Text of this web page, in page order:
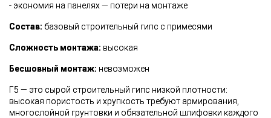
- экономия на панелях — потери на монтаже
Состав: базовый строительный гипс с примесями
Сложность монтажа: высокая
Бесшовный монтаж: невозможен
Г5 — это сырой строительный гипс низкой плотности:
высокая пористость и хрупкость требуют армирования,
многослойной грунтовки и обязательной шлифовки каждого